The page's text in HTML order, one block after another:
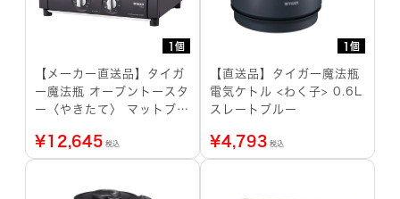
1個
【メーカー直送品】タイガ
ー魔法瓶 オーブントースタ
ー〈やきたて〉 マットブラ
¥12,645 税込
1個
【直送品】タイガー魔法瓶
電気ケトル <わく子> 0.6L
スレートブルー
¥4,793 税込